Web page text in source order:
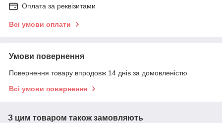
Оплата за реквізитами
Всі умови оплати
Умови повернення
Повернення товару впродовж 14 днів за домовленістю
Всі умови повернення
З цим товаром також замовляють